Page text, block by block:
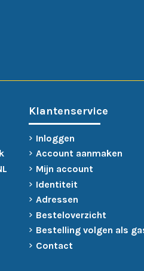
Klantenservice
Inloggen
Account aanmaken
Mijn account
Identiteit
Adressen
Besteloverzicht
Bestelling volgen als
Contact